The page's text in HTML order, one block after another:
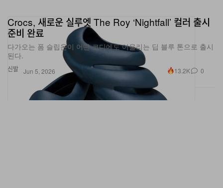
신발
Crocs, 새로운 실루엣 The Roy ‘Nightfall’ 컬러 출시
준비 완료
다가오는 폼 슬립온이 어떤 코디에도 어울리는 딥 블루 톤으로 출시
된다.
Jun 5, 2026 13.2K 0